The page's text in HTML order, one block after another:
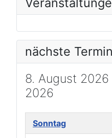
nächste
8. August
2026
Sonntag